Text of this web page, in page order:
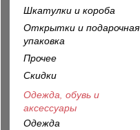
Шкатулки и короба
Открытки и подарочная
упаковка
Прочее
Скидки
Одежда, обувь и
аксессуары
Одежда